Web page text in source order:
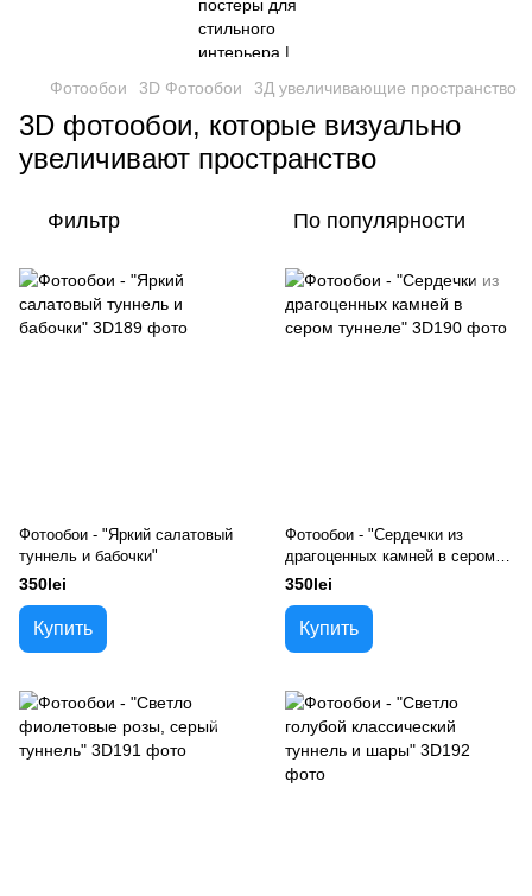
Фотообои 3D Фотообои 3Д увеличивающие пространство
3D фотообои, которые визуально
увеличивают пространство
Фильтр По популярности
Фотообои - "Яркий салатовый
туннель и бабочки"
350lei
Купить
Фотообои - "Сердечки из
драгоценных камней в сером
туннеле"
350lei
Купить